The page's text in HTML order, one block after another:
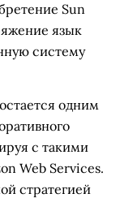
Sun
язык
систему
одним
с такими
Web Services.
стратегией